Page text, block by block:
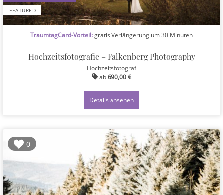
FEATURED
TraumtagCard-Vorteil:gratis Verlängerung um 30 Minuten
Hochzeitsfotografie – Falkenberg Photography
Hochzeitsfotograf
ab690,00 €
Details ansehen
0